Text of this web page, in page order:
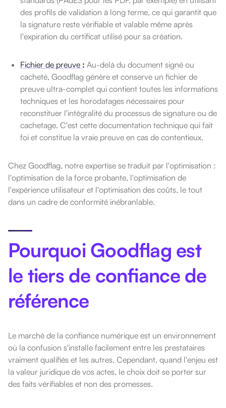
des profils de validation à long terme, ce qui garantit que
la signature reste vérifiable et valable même après
l'expiration du certificat utilisé pour sa création.
Fichier de preuve : Au-delà du document signé ou
cacheté, Goodflag génère et conserve un fichier de
preuve ultra-complet qui contient toutes les informations
techniques et les horodatages nécessaires pour
reconstituer l'intégralité du processus de signature ou de
cachetage. C'est cette documentation technique qui fait
foi et constitue la vraie preuve en cas de contentieux.
Chez Goodflag, notre expertise se traduit par l'optimisation :
l'optimisation de la force probante, l'optimisation de
l'expérience utilisateur et l'optimisation des coûts, le tout
dans un cadre de conformité inébranlable.
Pourquoi Goodflag est
le tiers de confiance de
référence
Le marché de la confiance numérique est un environnement
où la confusion s'installe facilement entre les prestataires
vraiment qualifiés et les autres. Cependant, quand l'enjeu est
la valeur juridique de vos actes, le choix doit se porter sur
des faits vérifiables et non des promesses.